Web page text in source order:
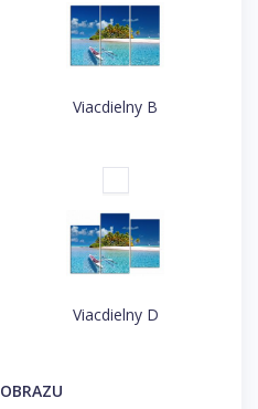
Viacdielny B
Viacdielny D